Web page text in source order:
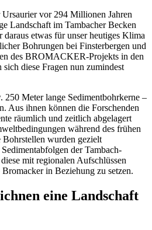
Ursaurier vor 294 Millionen Jahren
Landschaft im Tambacher Becken
etwas für unser heutiges Klima
Bohrungen bei Finsterbergen und
des BROMACKER-Projekts in den
sich diese Fragen nun zumindest
Meter lange Sedimentbohrkerne –
Aus ihnen können die Forschenden
räumlich und zeitlich abgelagert
während des frühen
wurden gezielt
der Tambach-
mit regionalen Aufschlüssen
in Beziehung zu setzen.
eine Landschaft